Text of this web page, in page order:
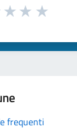
frequenti